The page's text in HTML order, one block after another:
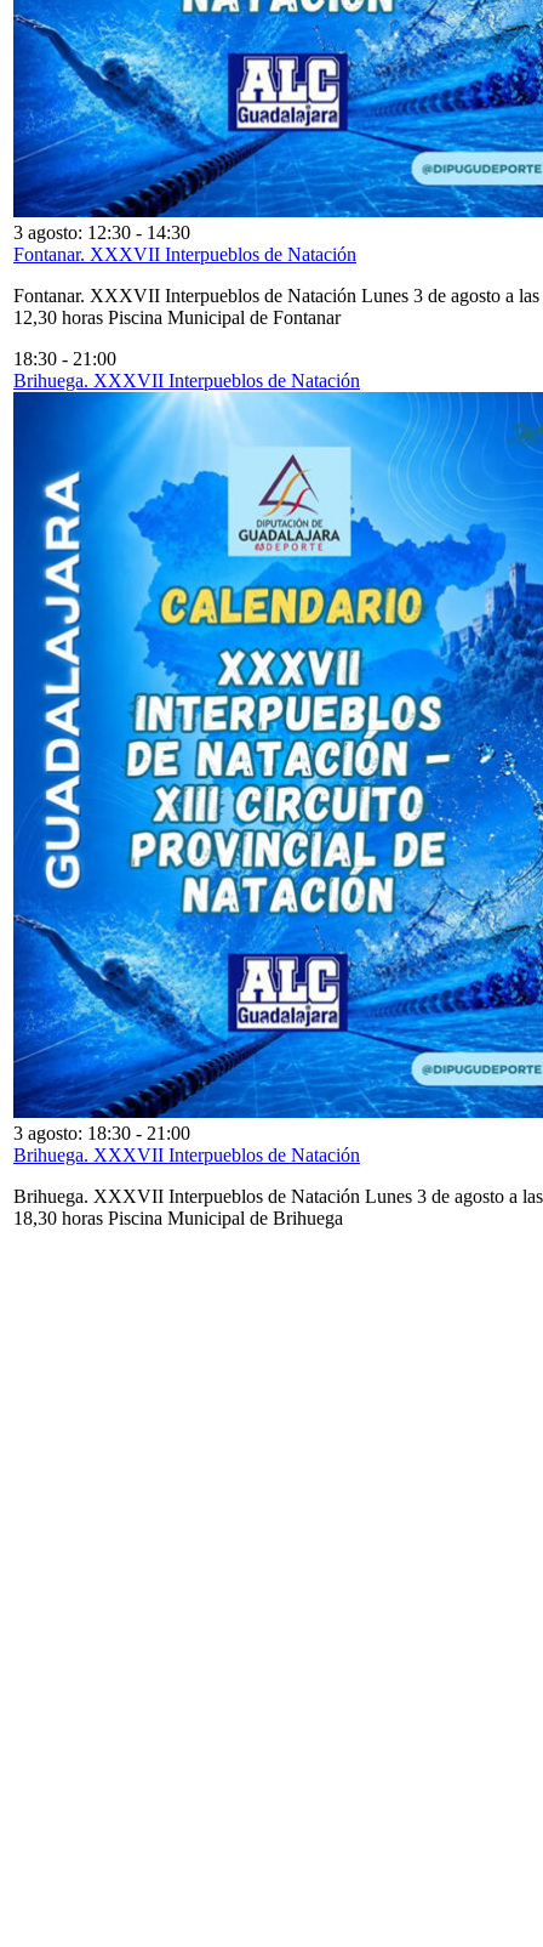
3 agosto: 12:30 - 14:30
Fontanar. XXXVII Interpueblos de Natación
Fontanar. XXXVII Interpueblos de Natación Lunes 3 de agosto a las
12,30 horas Piscina Municipal de Fontanar
18:30 - 21:00
Brihuega. XXXVII Interpueblos de Natación
3 agosto: 18:30 - 21:00
Brihuega. XXXVII Interpueblos de Natación
Brihuega. XXXVII Interpueblos de Natación Lunes 3 de agosto a las
18,30 horas Piscina Municipal de Brihuega